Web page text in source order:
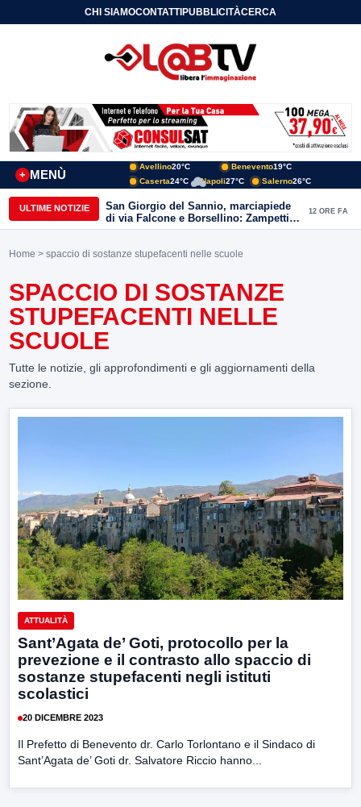
CHI SIAMOCONTATTIPUBBLICITÀCERCA
MENÙ
+
Avellino20°C Benevento19°C
Caserta24°C Napoli27°C Salerno26°C
ULTIME NOTIZIE
San Giorgio del Sannio, marciapiede
di via Falcone e Borsellino: Zampetti e
Lombardi replicano alle polemiche
12 ORE FA
Home > spaccio di sostanze stupefacenti nelle scuole
SPACCIO DI SOSTANZE
STUPEFACENTI NELLE
SCUOLE
Tutte le notizie, gli approfondimenti e gli aggiornamenti della
sezione.
ATTUALITÀ
Sant’Agata de’ Goti, protocollo per la
prevezione e il contrasto allo spaccio di
sostanze stupefacenti negli istituti
scolastici
20 DICEMBRE 2023
Il Prefetto di Benevento dr. Carlo Torlontano e il Sindaco di
Sant’Agata de’ Goti dr. Salvatore Riccio hanno...